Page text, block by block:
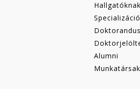
Hallgatóknak
Alumni